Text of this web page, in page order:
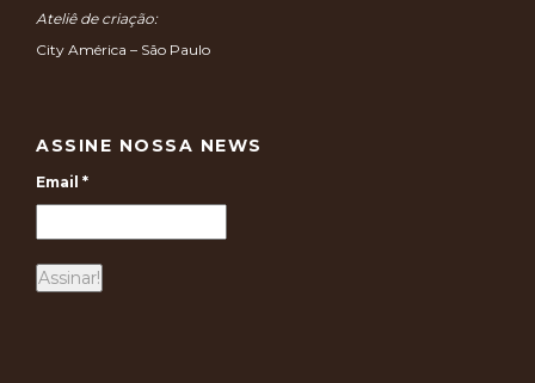
Ateliê de criação:
City América – São Paulo
ASSINE NOSSA NEWS
Email *